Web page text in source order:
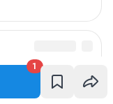
1